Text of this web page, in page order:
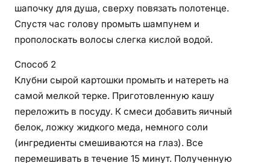
шапочку для душа, сверху повязать полотенце.
Спустя час голову промыть шампунем и
прополоскать волосы слегка кислой водой.
Способ 2
Клубни сырой картошки промыть и натереть на
самой мелкой терке. Приготовленную кашу
переложить в посуду. К смеси добавить яичный
белок, ложку жидкого меда, немного соли
(ингредиенты смешиваются на глаз). Все
перемешивать в течение 15 минут. Полученную